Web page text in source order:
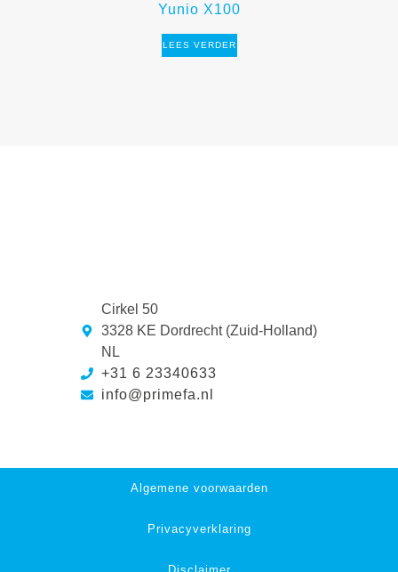
Yunio X100
LEES VERDER
Cirkel 50
3328 KE Dordrecht (Zuid-Holland)
NL
+31 6 23340633
info@primefa.nl
Algemene voorwaarden
Privacyverklaring